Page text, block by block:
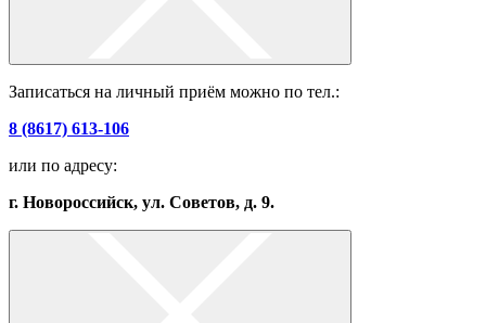
Записаться на личный приём можно по тел.:
8 (8617) 613-106
или по адресу:
г. Новороссийск, ул. Советов, д. 9.